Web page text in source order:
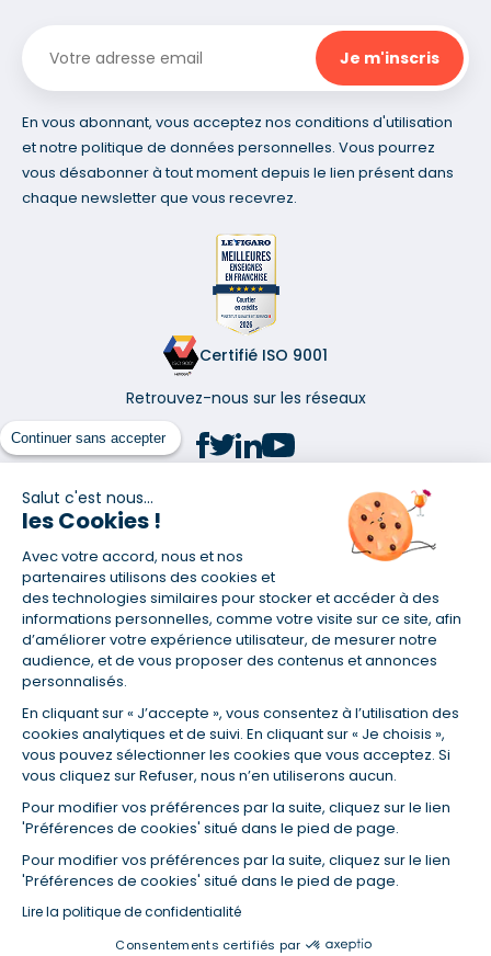
Continuer sans accepter
Salut c'est nous...
les Cookies !
Avec votre accord, nous et nos
partenaires utilisons des cookies et
des technologies similaires pour stocker et accéder à des
informations personnelles, comme votre visite sur ce site, afin
d’améliorer votre expérience utilisateur, de mesurer notre
audience, et de vous proposer des contenus et annonces
personnalisés.
En cliquant sur « J’accepte », vous consentez à l’utilisation des
cookies analytiques et de suivi. En cliquant sur « Je choisis »,
vous pouvez sélectionner les cookies que vous acceptez. Si
vous cliquez sur Refuser, nous n’en utiliserons aucun.
Pour modifier vos préférences par la suite, cliquez sur le lien
'Préférences de cookies' situé dans le pied de page.
Pour modifier vos préférences par la suite, cliquez sur le lien
'Préférences de cookies' situé dans le pied de page.
Lire la politique de confidentialité
Consentements certifiés par
En vous abonnant, vous acceptez nos conditions d'utilisation
et notre politique de données personnelles. Vous pourrez
vous désabonner à tout moment depuis le lien présent dans
chaque newsletter que vous recevrez.
Certifié ISO 9001
Retrouvez-nous sur les réseaux
(1) Taux fixe national hors assurance et selon votre profil
(2) Économie de 65 % pour l'assurance d'un prêt amortissable de 330
457,23 € à 0,90 % sur 19,5 ans, accordé à un salarié non cadre assuré à
100 % (décès, PTIA, IPP, ITT, IPP) âgé de 36 ans fumeur et une personne
salariée non cadre assurée à 100 % (décès, PTIA, IPP, ITT, IPP) âgée de 35
ans et non-fumeur, tous deux sans risque médical connu. Au
14/07/2019, coût de l'assurance proposée par la banque 179,08 €/mois
en moyenne contre 64,60 €/mois en moyenne au 14/07/2022 avec
Empruntis.com (TAEA : 0,44 %, coût total de l'assurance : 15 117,65 €).
(3) Taux minimum pour un crédit consommation d'un montant fixé entre
5 000 et 20 000 euros, selon profil et durée.
(4) La diminution du montant des mensualités entraîne l'allongement
de la durée de remboursement ainsi que la hausse du coût total du
(5) Banques de réseau, mutualistes, spécialisées, directions
régionales, organismes de crédit selon votre profil et votre demande.
Mutuelles, compagnies et courtiers d'assurances. Selon votre profil et
votre demande.
régionales, organismes de crédit, selon votre profil et votre demande.